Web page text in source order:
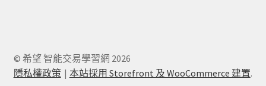
© 希望 智能交易學習網 2026
隱私權政策
本站採用 Storefront 及 WooCommerce 建置.